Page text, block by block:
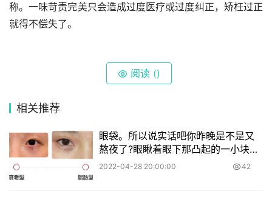
称。一味苛责完美只会造成过度医疗或过度纠正，矫枉过正
就得不偿失了。
阅读 ()
相关推荐
眼袋。所以说实话吧你昨晚是不是又
熬夜了?眼瞅着眼下那凸起的一小块不
知欢喜还是愁凸起的如果是卧蚕,那是
2022-04-28 20:00:00 42